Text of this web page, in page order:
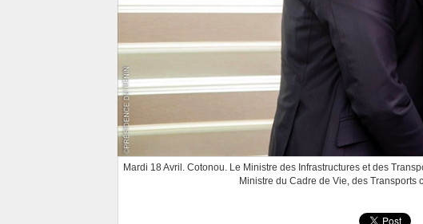
Mardi 18 Avril. Cotonou. Le Ministre des Infrastructures et des
Ministre du Cadre de Vie, des